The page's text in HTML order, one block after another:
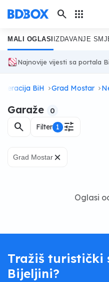
search apps
MALI OGLASI IZDAVANJE
Najnovije vijesti sa portala
BiH Grad Mostar
Garaže 0
search Filter 1 tune
Grad Mostar×
Oglasi
Tražiš turistički
Bijeljini?